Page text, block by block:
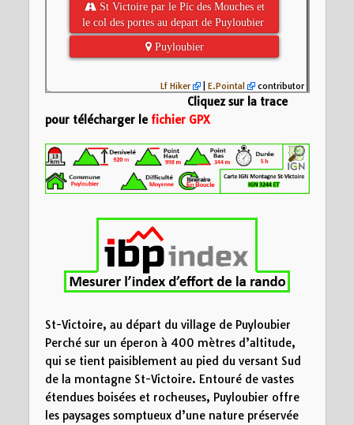
 St Victoire par le Pic des Mouches et
le col des portes au depart de Puyloubier
 Puyloubier
Insérez votre description formatée ici
800
5 10
Distance (km)
Nom:St Victoire
des portes au
Distance:
Altitude minimum:
Lf Hiker | E.Pointal contributor
Cliquez sur la trace
pour télécharger le fichier GPX
St-Victoire, au départ du village de Puyloubier
Perché sur un éperon à 400 mètres d’altitude,
qui se tient paisiblement au pied du versant Sud
de la montagne St-Victoire. Entouré de vastes
étendues boisées et rocheuses, Puyloubier offre
les paysages somptueux d’une nature préservée